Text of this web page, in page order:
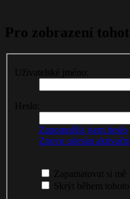
Pro zobrazení
Uživatelské jméno:
Heslo:
Zapomněl/a jsem heslo
Znovu odeslat
Zapamatovat si mě
Skrýt během